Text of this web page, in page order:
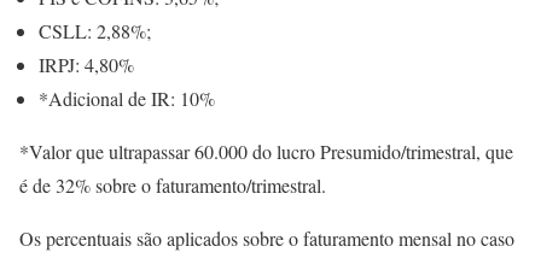
CSLL: 2,88%;
IRPJ: 4,80%
*Adicional de IR: 10%
*Valor que ultrapassar 60.000 do lucro Presumido/trimestral, que
é de 32% sobre o faturamento/trimestral.
Os percentuais são aplicados sobre o faturamento mensal no caso